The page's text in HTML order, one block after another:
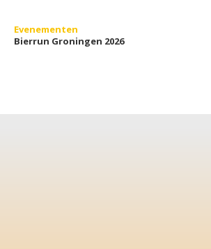
Evenementen
Bierrun Groningen 2026